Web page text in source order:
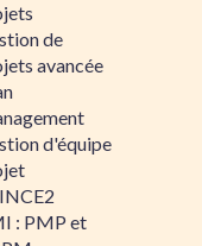
de
avancée
d'équipe
: PMP et